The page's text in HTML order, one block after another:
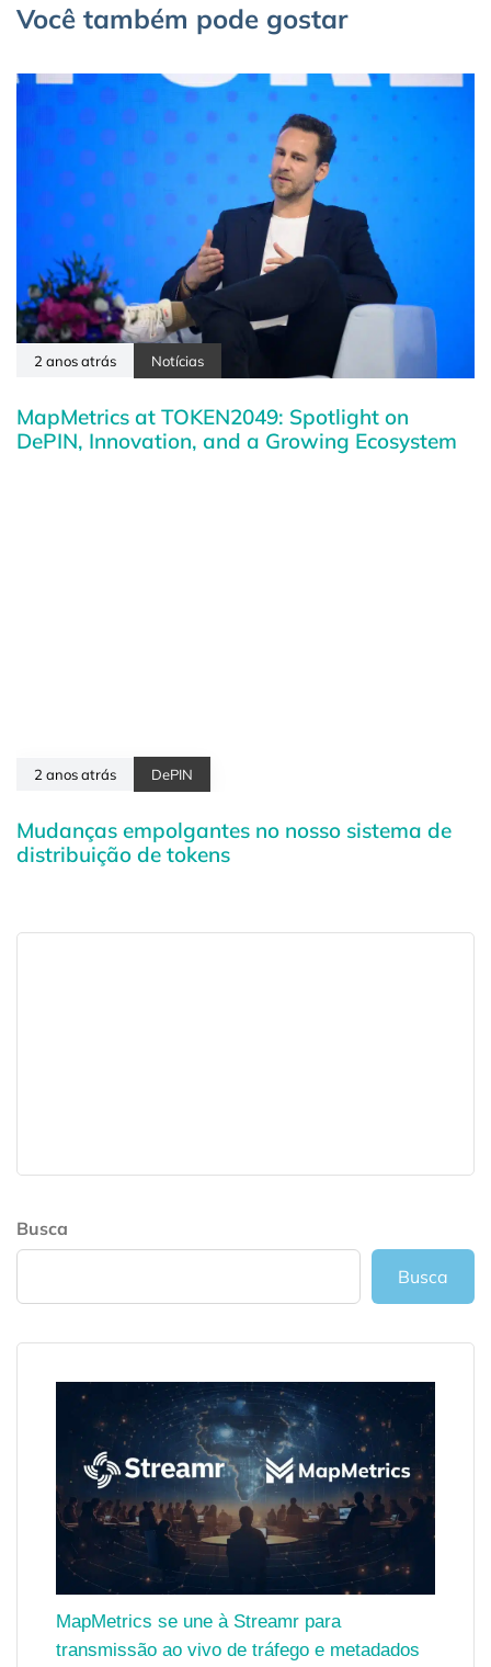
Você também pode gostar
2 anos atrás Notícias
MapMetrics at TOKEN2049: Spotlight on
DePIN, Innovation, and a Growing Ecosystem
2 anos atrás DePIN
Mudanças empolgantes no nosso sistema de
distribuição de tokens
Busca
Busca
MapMetrics se une à Streamr para
transmissão ao vivo de tráfego e metadados